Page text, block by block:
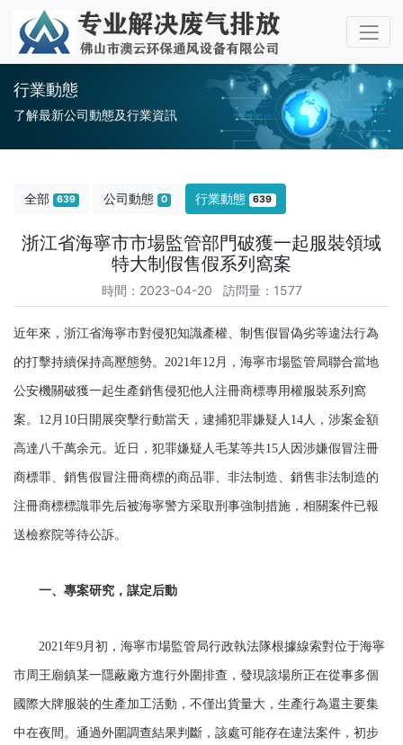
行業動態
了解最新公司動態及行業資訊
全部 639 公司動態 0 行業動態 639
浙江省海寧市市場監管部門破獲一起服裝領域
特大制假售假系列窩案
時間：2023-04-20 訪問量：1577
近年來，浙江省海寧市對侵犯知識產權、制售假冒偽劣等違法行為
的打擊持續保持高壓態勢。2021年12月，海寧市場監管局聯合當地
公安機關破獲一起生產銷售侵犯他人注冊商標專用權服裝系列窩
案。12月10日開展突擊行動當天，逮捕犯罪嫌疑人14人，涉案金額
高達八千萬余元。近日，犯罪嫌疑人毛某等共15人因涉嫌假冒注冊
商標罪、銷售假冒注冊商標的商品罪、非法制造、銷售非法制造的
注冊商標標識罪先后被海寧警方采取刑事強制措施，相關案件已報
送檢察院等待公訴。
一、專案研究，謀定后動
2021年9月初，海寧市場監管局行政執法隊根據線索對位于海寧
市周王廟鎮某一隱蔽廠方進行外圍排查，發現該場所正在從事多個
國際大牌服裝的生產加工活動，不僅出貨量大，生產行為還主要集
中在夜間。通過外圍調查結果判斷，該處可能存在違法案件，初步